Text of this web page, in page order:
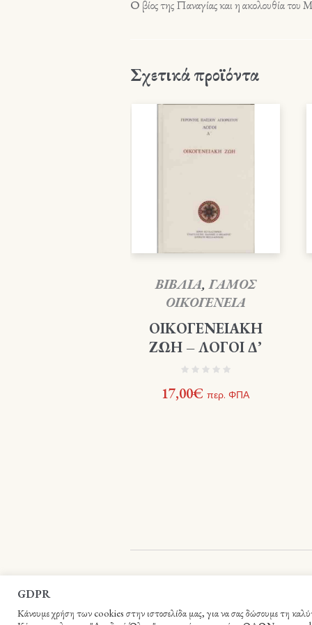
Ο βίος της Παναγίας και η ακολουθία
Σχετικά προϊόντα
ΒΙΒΛΙΑ,ΓΑΜΟΣ
ΟΙΚΟΓΕΝΕΙΑ
ΟΙΚΟΓΕΝΕΙΑΚΗ
ΖΩΗ – ΛΟΓΟΙ Δ’
17,00€ περ. ΦΠΑ
GDPR
Κάνουμε χρήση των cookies στην ιστοσελίδα μας, για να σας δώσουμε τη